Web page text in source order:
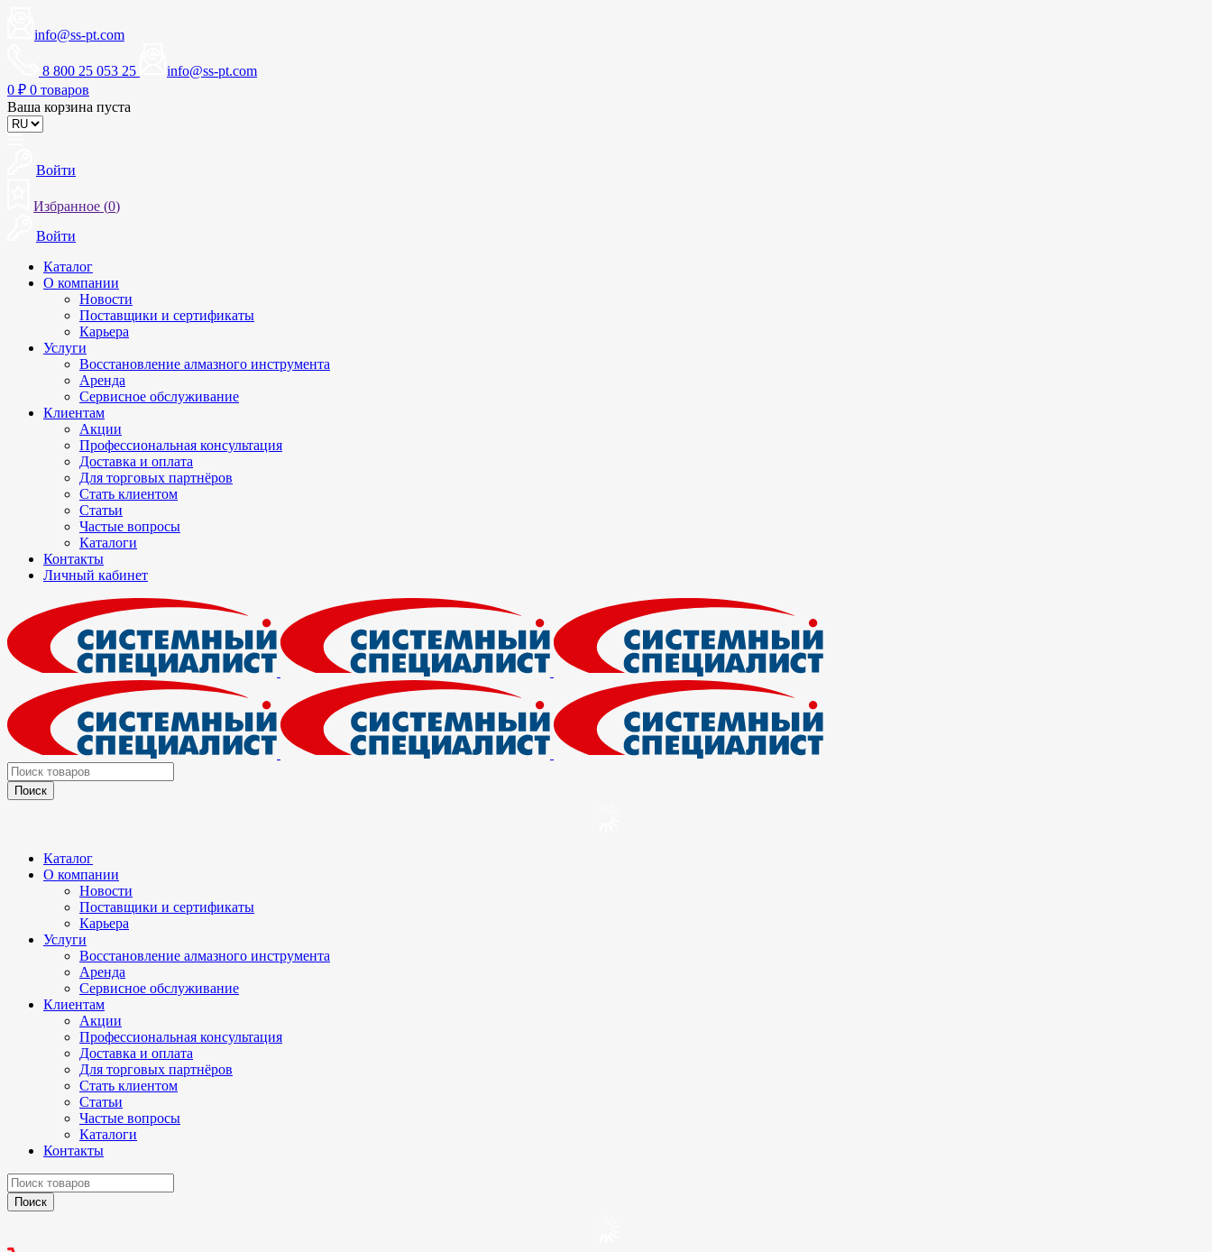
info@ss-pt.com
8 800 25 053 25
info@ss-pt.com
0 ₽ 0 товаров
Ваша корзина пуста
Войти
Избранное (0)
Войти
Каталог
О компании
Новости
Поставщики и сертификаты
Карьера
Услуги
Восстановление алмазного инструмента
Аренда
Сервисное обслуживание
Клиентам
Акции
Профессиональная консультация
Доставка и оплата
Для торговых партнёров
Стать клиентом
Статьи
Частые вопросы
Каталоги
Контакты
Личный кабинет
Каталог
О компании
Новости
Поставщики и сертификаты
Карьера
Услуги
Восстановление алмазного инструмента
Аренда
Сервисное обслуживание
Клиентам
Акции
Профессиональная консультация
Доставка и оплата
Для торговых партнёров
Стать клиентом
Статьи
Частые вопросы
Каталоги
Контакты